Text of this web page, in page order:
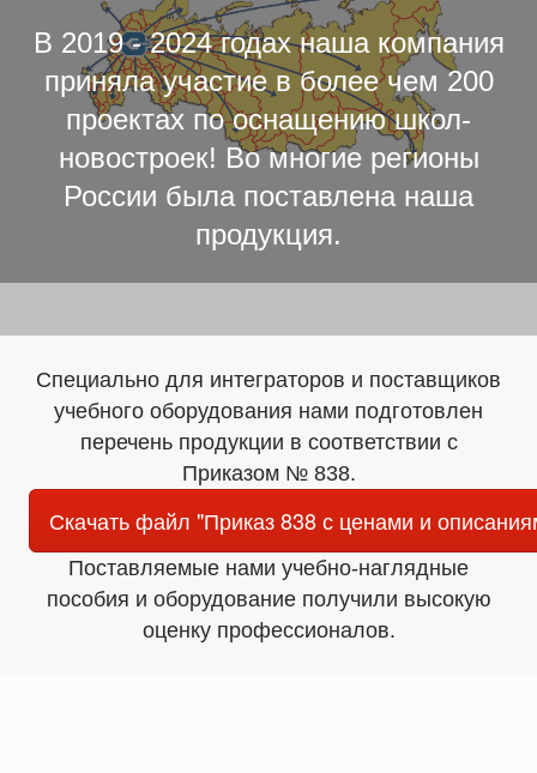
В 2019 - 2024 годах наша компания
приняла участие в более чем 200
проектах по оснащению школ-
новостроек! Во многие регионы
России была поставлена наша
продукция.
Специально для интеграторов и поставщиков
учебного оборудования нами подготовлен
перечень продукции в соответствии с
Приказом № 838.
Скачать файл "Приказ 838 с ценами и
Поставляемые нами учебно-наглядные
пособия и оборудование получили высокую
оценку профессионалов.